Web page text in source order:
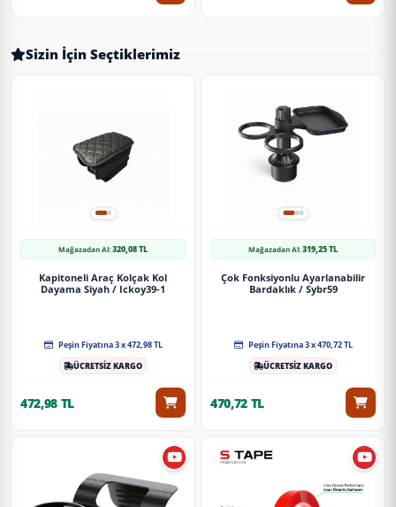
Sizin İçin Seçtiklerimiz
Mağazadan Al:320,08 TL
Kapitoneli Araç Kolçak Kol
Dayama Siyah / Ickoy39-1
Peşin Fiyatına 3 x 472,98 TL
ÜCRETSİZ KARGO
472,98 TL
Mağazadan Al:319,25 TL
Çok Fonksiyonlu Ayarlanabilir
Bardaklık / Sybr59
Peşin Fiyatına 3 x 470,72 TL
ÜCRETSİZ KARGO
470,72 TL